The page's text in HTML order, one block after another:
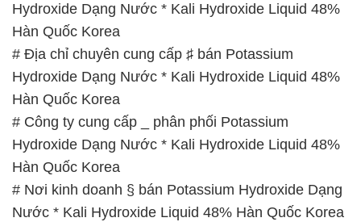
Hydroxide Dạng Nước * Kali Hydroxide Liquid 48%
Hàn Quốc Korea
# Địa chỉ chuyên cung cấp ♯ bán Potassium
Hydroxide Dạng Nước * Kali Hydroxide Liquid 48%
Hàn Quốc Korea
# Công ty cung cấp _ phân phối Potassium
Hydroxide Dạng Nước * Kali Hydroxide Liquid 48%
Hàn Quốc Korea
# Nơi kinh doanh § bán Potassium Hydroxide Dạng
Nước * Kali Hydroxide Liquid 48% Hàn Quốc Korea